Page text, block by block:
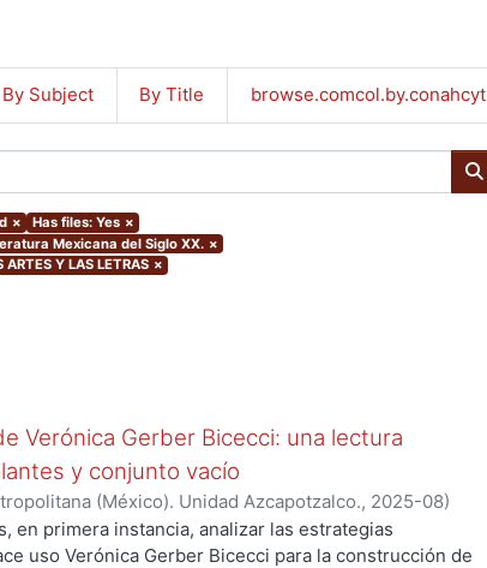
By Subject By Title browse.comcol.by.conahcyt
× Has files: Yes ×
Mexicana del Siglo XX. ×
Y LAS LETRAS ×
Verónica Gerber Bicecci: una lectura
y conjunto vacío
(México). Unidad Azcapotzalco., 2025-08)
en primera instancia, analizar las estrategias
uso Verónica Gerber Bicecci para la construcción de